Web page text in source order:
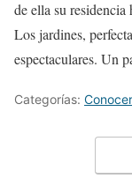
de ella su residencia
Los jardines,
espectaculares. Un
Categorías: